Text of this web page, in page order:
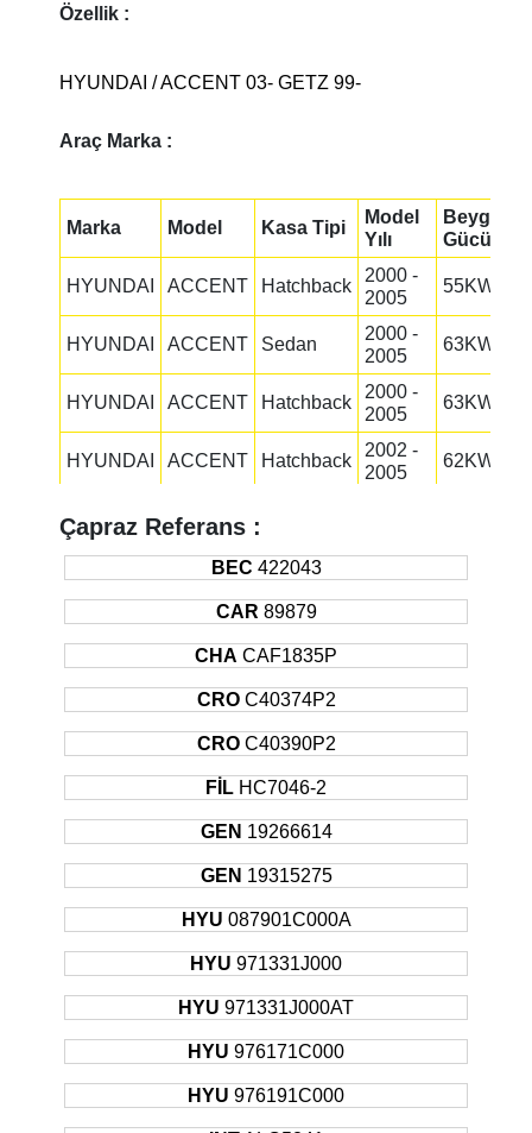
Özellik :
HYUNDAI / ACCENT 03- GETZ 99-
Araç Marka :
Marka Model Kasa Tipi
Model
Yılı
Beygir
Gücü
HYUNDAI ACCENT Hatchback
2000 -
2005
55KW
HYUNDAI ACCENT Sedan
2000 -
2005
63KW
HYUNDAI ACCENT Hatchback
2000 -
2005
63KW
HYUNDAI ACCENT Hatchback
2002 -
2005
62KW
HYUNDAI ACCENT
HYUNDAI ACCENT Hatchback 75KW
2002 -
2005
HYUNDAI ACCENT Sedan
2002 -
77KW
HYUNDAI ACCENT Hatchback 71KW
2005 -
2010
HYUNDAI ACCENT Sedan 60KW
HYUNDAI ACCENT Hatchback
2005
60KW
2005 -
2010
HYUNDAI ACCENT Sedan 81KW
ACCENT Hatchback
2005 -
2010
Çapraz Referans :
BEC 422043
CAR 89879
CHA CAF1835P
CRO C40374P2
CRO C40390P2
FİL HC7046-2
GEN 19266614
GEN 19315275
HYU 087901C000A
HYU 971331J000
HYU 971331J000AT
HYU 976171C000
HYU 976191C000